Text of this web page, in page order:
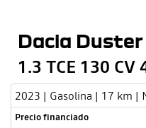
Dacia Duster
1.3 TCE 130 CV
2023 | Gasolina | 17 km |
Precio financiado